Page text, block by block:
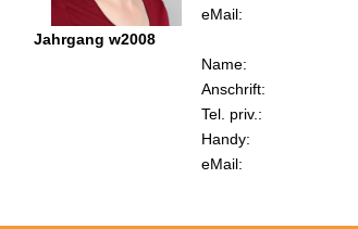
eMail:
Jahrgang w2008
Name:
Anschrift:
Tel. priv.:
Handy:
eMail: